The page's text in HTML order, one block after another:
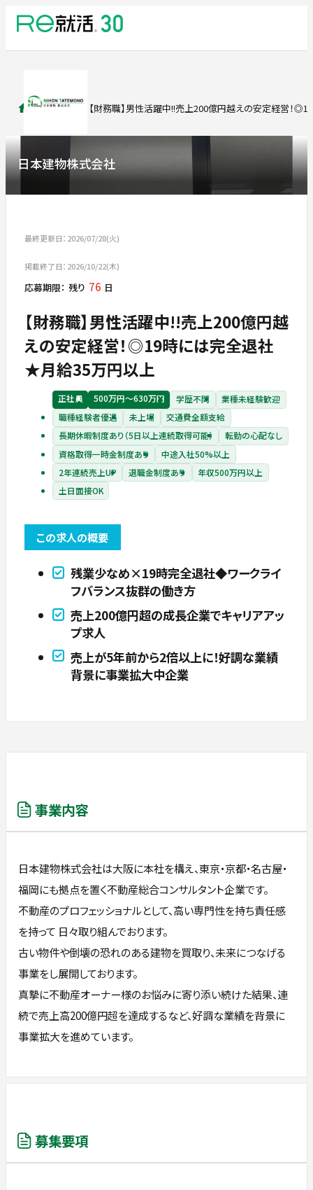
求人検索 【財務職】男性活躍中!!売上200億円越えの安定経営！
日本建物株式会社
最終更新日：2026/07/28(火)
掲載終了日：2026/10/22(木)
応募期限： 残り 76 日
【財務職】男性活躍中!!売上200億円越
えの安定経営！◎19時には完全退社
★月給35万円以上
正社員 500万円〜630万円 学歴不問
業種未経験歓迎
職種経験者優遇
未上場
交通費全額支給
長期休暇制度あり（5日以上連続取得可能）
転勤の心配なし
資格取得一時金制度あり
中途入社50%以上
2年連続売上UP
退職金制度あり
年収500万円以上
土日面接OK
この求人の概要
残業少なめ×19時完全退社◆ワークライ
フバランス抜群の働き方
売上200億円超の成長企業でキャリアアッ
プ求人
売上が5年前から2倍以上に！好調な業績
背景に事業拡大中企業
事業内容
日本建物株式会社は大阪に本社を構え、東京・京都・名古屋・
福岡にも拠点を置く不動産総合コンサルタント企業です。
不動産のプロフェッショナルとして、高い専門性を持ち責任感
を持って 日々取り組んでおります。
古い物件や倒壊の恐れのある建物を買取り、未来につなげる
事業をし展開しております。
真摯に不動産オーナー様のお悩みに寄り添い続けた結果、連
続で売上高200億円超を達成するなど、好調な業績を背景に
事業拡大を進めています。
募集要項